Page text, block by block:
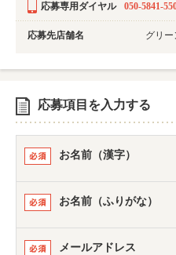
応募専用ダイヤル 050-5841-
応募先店舗名 グリ
応募項目を入力する
お名前（漢字）
お名前（ふりがな）
メールアドレス